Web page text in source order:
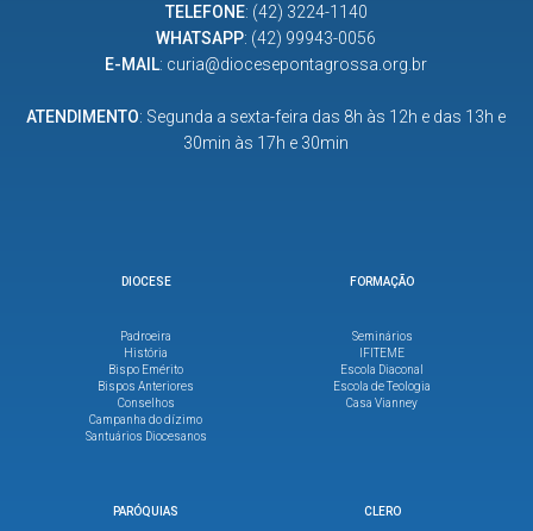
TELEFONE: (42) 3224-1140
WHATSAPP: (42) 99943-0056
E-MAIL: curia@diocesepontagrossa.org.br
ATENDIMENTO: Segunda a sexta-feira das 8h às 12h e das 13h e
30min às 17h e 30min
DIOCESE
Padroeira
História
Bispo Emérito
Bispos Anteriores
Conselhos
Campanha do dízimo
Santuários Diocesanos
FORMAÇÃO
Seminários
IFITEME
Escola Diaconal
Escola de Teologia
Casa Vianney
PARÓQUIAS CLERO